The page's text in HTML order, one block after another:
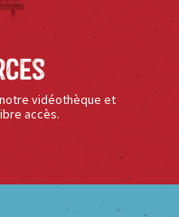
vidéothèque et
accès.